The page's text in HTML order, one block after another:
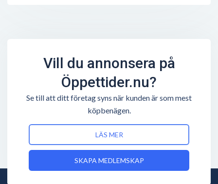
Vill du annonsera på
Öppettider.nu?
Se till att ditt företag syns när kunden är som mest
köpbenägen.
LÄS MER
SKAPA MEDLEMSKAP